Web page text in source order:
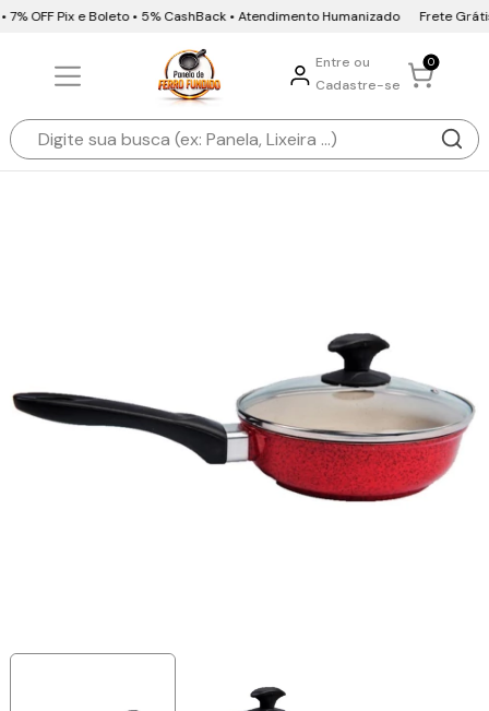
OFF Pix e Boleto • 5% CashBack • Atendimento Humanizado Frete Grátis
Entre ou
Cadastre-se
0